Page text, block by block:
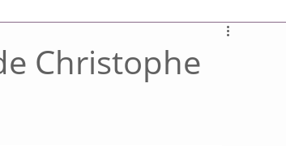
Christophe